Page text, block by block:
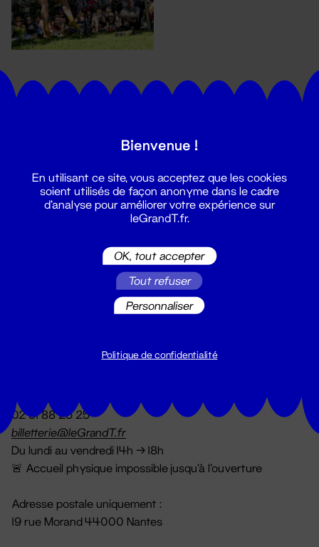
Suivez toutes les actualités du
Grand T :
02 51 88 25 25
billetterie@leGrandT.fr
Du lundi au vendredi 14h → 18h
🚨 Accueil physique impossible jusqu'à l'ouverture
Adresse postale uniquement :
19 rue Morand 44000 Nantes
Bienvenue !
En utilisant ce site, vous acceptez que les cookies
soient utilisés de façon anonyme dans le cadre
d'analyse pour améliorer votre expérience sur
leGrandT.fr.
OK, tout accepter
Tout refuser
Personnaliser
Politique de confidentialité